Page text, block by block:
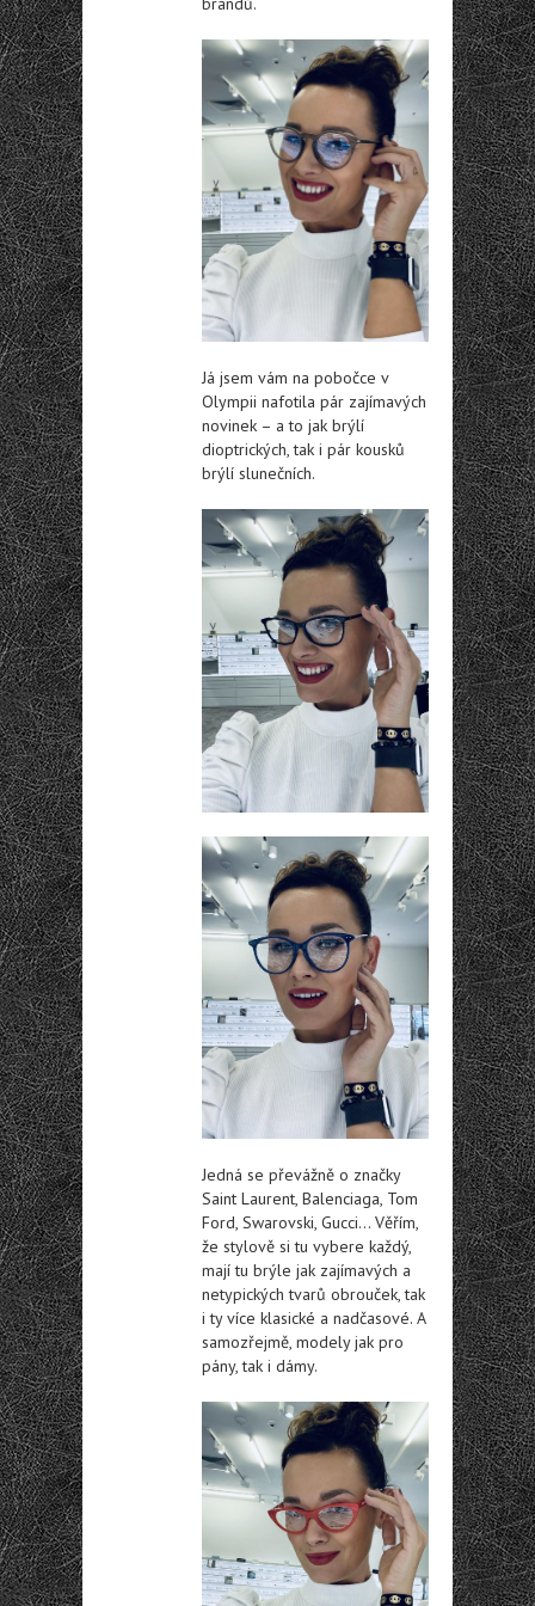
Já jsem vám na pobočce v
Olympii nafotila pár zajímavých
novinek – a to jak brýlí
dioptrických, tak i pár kousků
brýlí slunečních.
Jedná se převážně o značky
Saint Laurent, Balenciaga, Tom
Ford, Swarovski, Gucci… Věřím,
že stylově si tu vybere každý,
mají tu brýle jak zajímavých a
netypických tvarů obrouček, tak
i ty více klasické a nadčasové. A
samozřejmě, modely jak pro
pány, tak i dámy.